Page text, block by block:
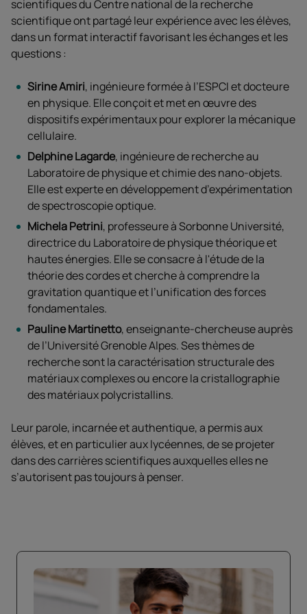
scientifiques duCentre national de la recherche
scientifique ont partagé leur expérience avec les élèves,
dans un format interactif favorisant les échanges et les
questions :
Sirine Amiri, ingénieure formée à l’ESPCI et docteure
en physique. Elle conçoit et met en œuvre des
dispositifs expérimentaux pour explorer la mécanique
cellulaire.
Delphine Lagarde, ingénieure de recherche au
Laboratoire de physique et chimie des nano-objets.
Elle est experte en développement d’expérimentation
de spectroscopie optique.
Michela Petrini, professeure à Sorbonne Université,
directrice du Laboratoire de physique théorique et
hautes énergies. Elle se consacre à l'étude de la
théorie des cordes et cherche à comprendre la
gravitation quantique et l’unification des forces
fondamentales.
Pauline Martinetto, enseignante-chercheuse auprès
de l’Université Grenoble Alpes. Ses thèmes de
recherche sont la caractérisation structurale des
matériaux complexes ou encore la cristallographie
des matériaux polycristallins.
Leur parole, incarnée et authentique, a permis aux
élèves, et en particulier aux lycéennes, de se projeter
dans des carrières scientifiques auxquelles elles ne
s’autorisent pas toujours à penser.